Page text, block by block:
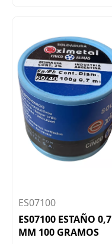
ES07100
ES07100 ESTAÑO 0,7
MM 100 GRAMOS